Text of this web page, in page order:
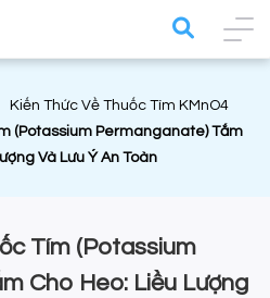
Kiến Thức Về Thuốc Tím KMnO4
(Potassium Permanganate) Tắm
Và Lưu Ý An Toàn
Tím (Potassium
Cho Heo: Liều Lượng